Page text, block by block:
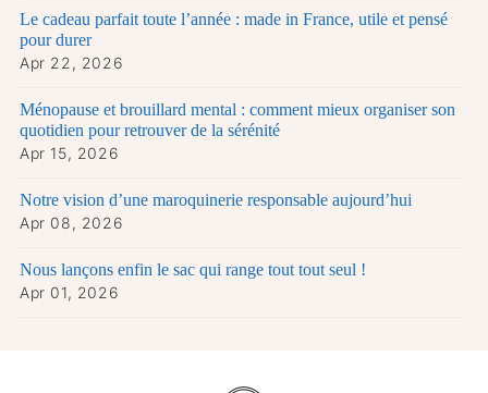
Le cadeau parfait toute l’année : made in France, utile et pensé
pour durer
Apr 22, 2026
Ménopause et brouillard mental : comment mieux organiser son
quotidien pour retrouver de la sérénité
Apr 15, 2026
Notre vision d’une maroquinerie responsable aujourd’hui
Apr 08, 2026
Nous lançons enfin le sac qui range tout tout seul !
Apr 01, 2026